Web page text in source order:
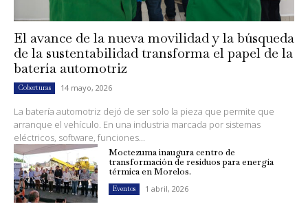
El avance de la nueva movilidad y la búsqueda
de la sustentabilidad transforma el papel de la
batería automotriz
Coberturas 14 mayo, 2026
La batería automotriz dejó de ser solo la pieza que permite que
arranque el vehículo. En una industria marcada por sistemas
eléctricos, software, funciones...
Moctezuma inaugura centro de
transformación de residuos para energía
térmica en Morelos.
Eventos 1 abril, 2026